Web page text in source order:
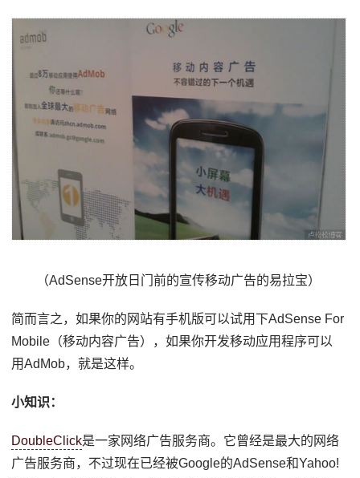
（AdSense开放日门前的宣传移动广告的易拉宝）
简而言之，如果你的网站有手机版可以试用下AdSense For
Mobile（移动内容广告），如果你开发移动应用程序可以
用AdMob，就是这样。
小知识：
DoubleClick是一家网络广告服务商。它曾经是最大的网络
广告服务商，不过现在已经被Google的AdSense和Yahoo!